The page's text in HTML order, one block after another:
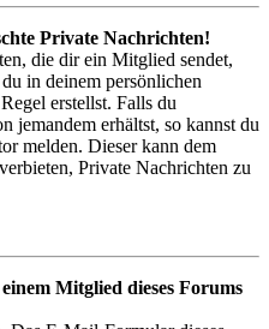
Private Nachrichten!
die dir ein Mitglied sendet,
in deinem persönlichen
erstellst. Falls du
jemandem erhältst, so kannst du
melden. Dieser kann dem
Private Nachrichten zu
Mitglied dieses Forums